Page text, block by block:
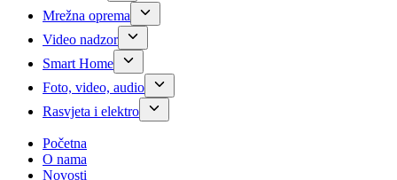
Mrežna oprema
Video nadzor
Smart Home
Foto, video, audio
Rasvjeta i elektro
Početna
O nama
Novosti